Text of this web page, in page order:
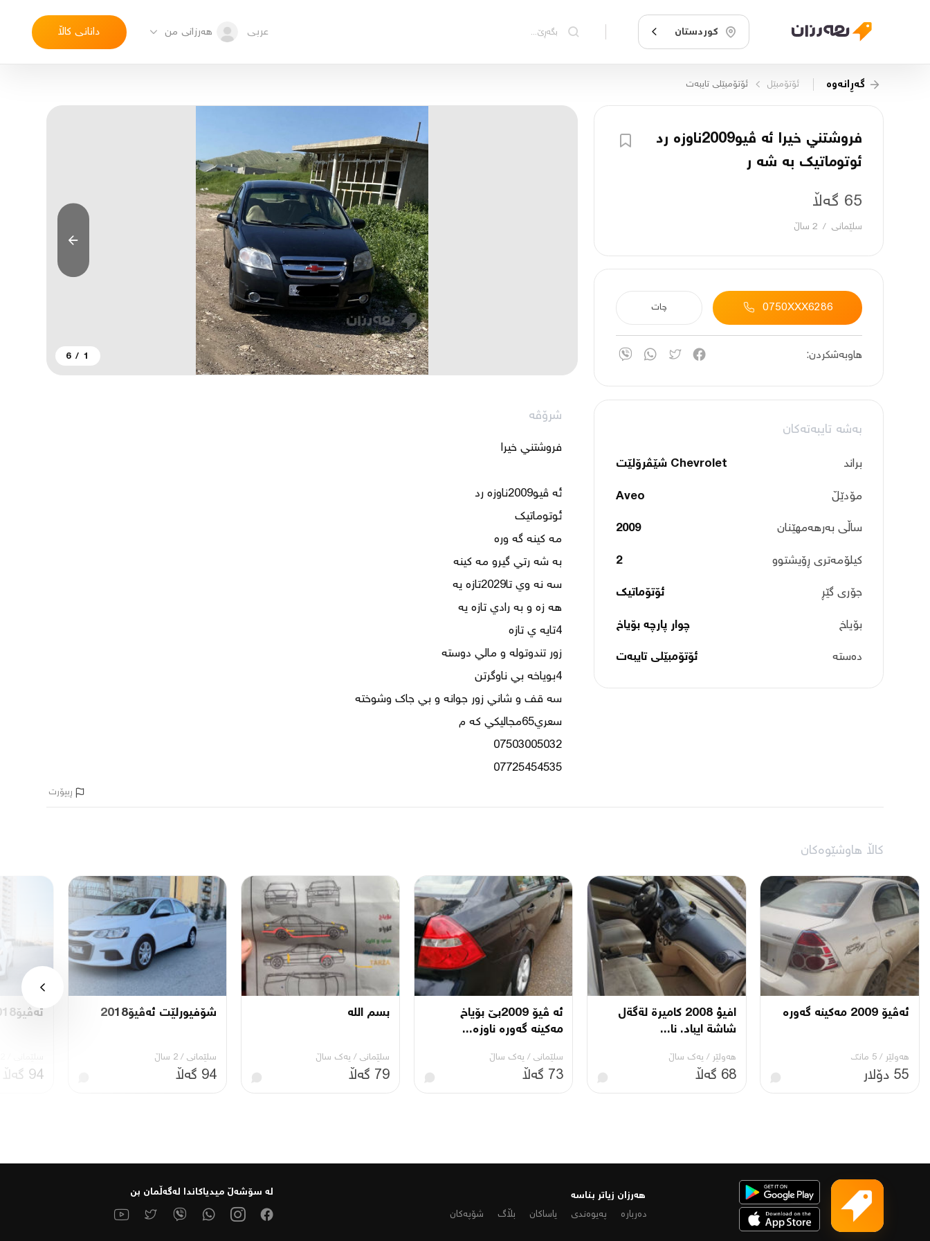
کوردستان عربی هەرزانی من دانانی کاڵا
گەڕانەوە ئۆتۆمبێل ئۆتۆمبێلی تایبه‌ت
فروشتني خيرا ئه ڤيو2009ناوزه رد
ئوتوماتيك به شه ر
65 گەڵا
سلێمانی / 2 ساڵ
0750XXX6286 چات
هاوبەشکردن:
بەشە تایبەتەکان
براند
Chevrolet شێڤرۆلێت
مۆدێڵ
Aveo
ساڵی بەرهەمهێنان
2009
کیلۆمەتری ڕۆیشتوو
2
جۆری گێڕ
ئۆتۆماتیک
بۆیاخ
چوار پارچە بۆیاخ
دەستە
ئۆتۆمبێلی تایبه‌ت
1
/
6
شرۆڤە
فروشتني خيرا
ئوتوماتيك
مه كينه گه وره
به شه رتي گيرو مه كينه
سه نه وي تا2029تازه يه
هه زه و به رادي تازه يه
زور تندوتوله و مالي دوسته
سه قف و شاني زور جوانه و بي جاك وشوخته
سعري65مجاليكي كه م
07725454535
ڕیپۆرت
کاڵا هاوشێوەکان
ئەڤیۆ 2009 مەکینە گەورە
هەولێر / 5 مانگ
55 دۆلار
افيؤ 2008 كاميرة لةگةل
شاشة ايباد. نا...
هەولێر / یه‌ك ساڵ
68 گەڵا
ئە ڤیۆ 2009بێ بۆیاخ
مەکینە گەورە ناوزە...
سلێمانی / یه‌ك ساڵ
73 گەڵا
بسم اللە
سلێمانی / یه‌ك ساڵ
79 گەڵا
شۆفیورلێت ئەڤیۆ2018
سلێمانی / 2 ساڵ
94 گەڵا
ئەڤیۆ2018
94 گەڵا
هەرزان زیاتر بناسە
دەربارە
پەیوەندی یاساکان بڵاگ شۆپەکان
لە سۆشەڵ میدیاكاندا لەگەڵمان بن